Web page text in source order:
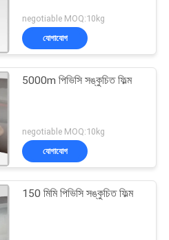
negotiable MOQ:10kg
যোগাযোগ
5000m পিভিসি সঙ্কুচিত ফিল্ম
negotiable MOQ:10kg
যোগাযোগ
150 মিমি পিভিসি সঙ্কুচিত ফিল্ম